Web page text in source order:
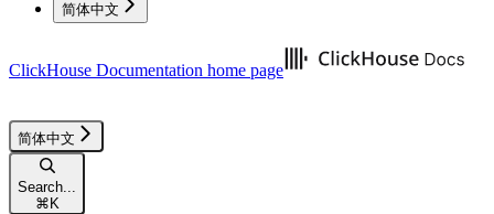
简体中文
ClickHouse Documentation home page
简体中文
Search...
⌘ K